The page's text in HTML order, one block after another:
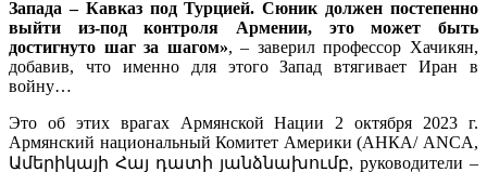
Запада – Кавказ под Турцией. Сюник должен постепенно
выйти из-под контроля Армении, это может быть
достигнуто шаг за шагом», – заверил профессор Хачикян,
добавив, что именно для этого Запад втягивает Иран в
войну…
Это об этих врагах Армянской Нации 2 октября 2023 г.
Армянский национальный Комитет Америки (АНКА/ ANCA,
Ամերիկայի Հայ դատի յանձնախումբ, руководители –